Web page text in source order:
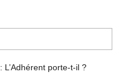
porte-t-il ?